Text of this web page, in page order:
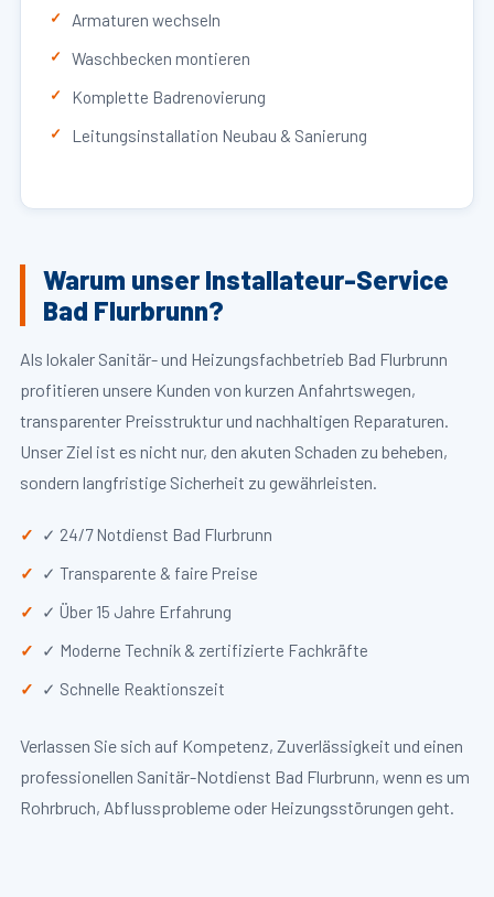
Armaturen wechseln
Waschbecken montieren
Komplette Badrenovierung
Leitungsinstallation Neubau & Sanierung
Warum unser Installateur-Service
Bad Flurbrunn?
Als lokaler Sanitär- und Heizungsfachbetrieb Bad Flurbrunn
profitieren unsere Kunden von kurzen Anfahrtswegen,
transparenter Preisstruktur und nachhaltigen Reparaturen.
Unser Ziel ist es nicht nur, den akuten Schaden zu beheben,
sondern langfristige Sicherheit zu gewährleisten.
✓ 24/7 Notdienst Bad Flurbrunn
✓ Transparente & faire Preise
✓ Über 15 Jahre Erfahrung
✓ Moderne Technik & zertifizierte Fachkräfte
✓ Schnelle Reaktionszeit
Verlassen Sie sich auf Kompetenz, Zuverlässigkeit und einen
professionellen Sanitär-Notdienst Bad Flurbrunn, wenn es um
Rohrbruch, Abflussprobleme oder Heizungsstörungen geht.